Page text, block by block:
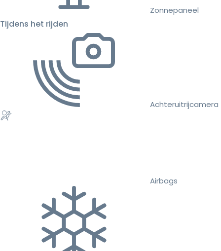
Zonnepaneel
Tijdens het rijden
Achteruitrijcamera
Airbags